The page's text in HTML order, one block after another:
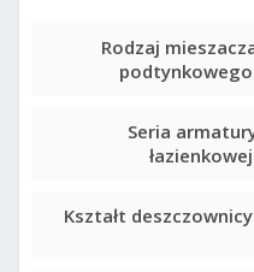
Rodzaj
Seria
Kształt